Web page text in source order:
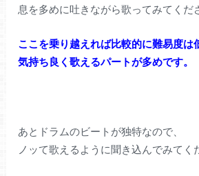
息を多めに吐きながら歌ってみてくだ
ここを乗り越えれば比較的に難易度は
気持ち良く歌えるパートが多めです。
あとドラムのビートが独特なので、
ノッて歌えるように聞き込んでみてく